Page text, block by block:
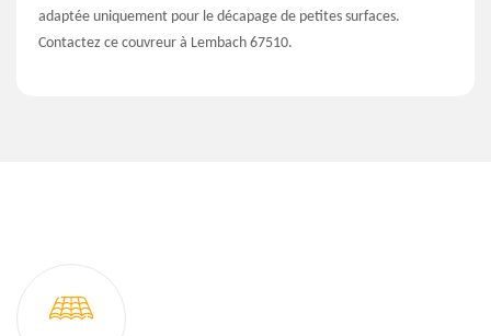
adaptée uniquement pour le décapage de petites surfaces.
Contactez ce couvreur à Lembach 67510.